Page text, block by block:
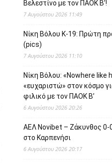
Βελεστίνο με τον ΠΑΟΚ Β’!
7 Αυγούστου 2026 11:49
Νίκη Βόλου Κ-19: Πρώτη
(pics)
7 Αυγούστου 2026 11:10
Νίκη Βόλου: «Nowhere like
«ευχαριστώ» στον κόσμο
φιλικό με τον ΠΑΟΚ Β’
6 Αυγούστου 2026 20:26
ΑΕΛ Novibet – Ζάκυνθος 0-
στο Καρπενήσι
6 Αυγούστου 2026 20:17